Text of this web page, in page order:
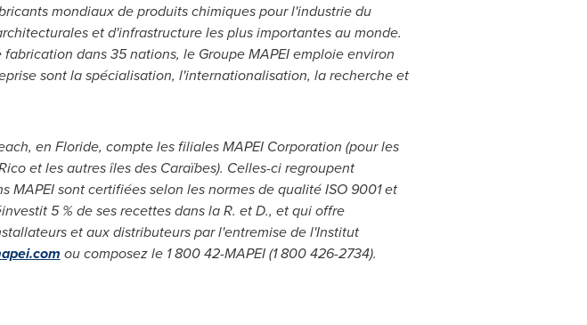
mondiaux de produits chimiques pour l'industrie du
et d'infrastructure les plus importantes au monde.
dans 35 nations, le Groupe MAPEI emploie environ
sont la spécialisation, l'internationalisation, la recherche et
, en Floride, compte les filiales MAPEI Corporation (pour les
et les autres îles des Caraïbes). Celles-ci regroupent
sont certifiées selon les normes de qualité ISO 9001 et
5 % de ses recettes dans la R. et D., et qui offre
et aux distributeurs par l'entremise de l'Institut
ou composez le 1 800 42-MAPEI (1 800 426-2734).